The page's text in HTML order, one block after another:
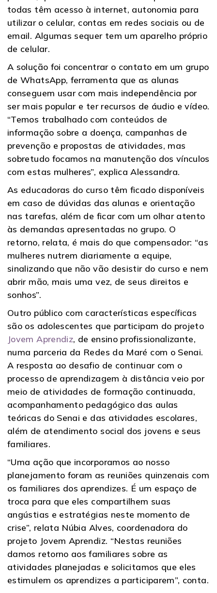
todas têm acesso à internet, autonomia para
utilizar o celular, contas em redes sociais ou de
email. Algumas sequer tem um aparelho próprio
de celular.
A solução foi concentrar o contato em um grupo
de WhatsApp, ferramenta que as alunas
conseguem usar com mais independência por
ser mais popular e ter recursos de áudio e vídeo.
“Temos trabalhado com conteúdos de
informação sobre a doença, campanhas de
prevenção e propostas de atividades, mas
sobretudo focamos na manutenção dos vínculos
com estas mulheres”, explica Alessandra.
As educadoras do curso têm ficado disponíveis
em caso de dúvidas das alunas e orientação
nas tarefas, além de ficar com um olhar atento
às demandas apresentadas no grupo. O
retorno, relata, é mais do que compensador: “as
mulheres nutrem diariamente a equipe,
sinalizando que não vão desistir do curso e nem
abrir mão, mais uma vez, de seus direitos e
sonhos”.
Outro público com características específicas
são os adolescentes que participam do projeto
Jovem Aprendiz, de ensino profissionalizante,
numa parceria da Redes da Maré com o Senai.
A resposta ao desafio de continuar com o
processo de aprendizagem à distância veio por
meio de atividades de formação continuada,
acompanhamento pedagógico das aulas
teóricas do Senai e das atividades escolares,
além de atendimento social dos jovens e seus
familiares.
“Uma ação que incorporamos ao nosso
planejamento foram as reuniões quinzenais com
os familiares dos aprendizes. É um espaço de
troca para que eles compartilhem suas
angústias e estratégias neste momento de
crise”, relata Núbia Alves, coordenadora do
projeto Jovem Aprendiz. “Nestas reuniões
damos retorno aos familiares sobre as
atividades planejadas e solicitamos que eles
estimulem os aprendizes a participarem”, conta.